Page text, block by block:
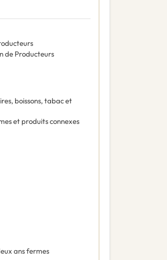
de Producteurs
boissons, tabac et
et produits connexes
ans fermes